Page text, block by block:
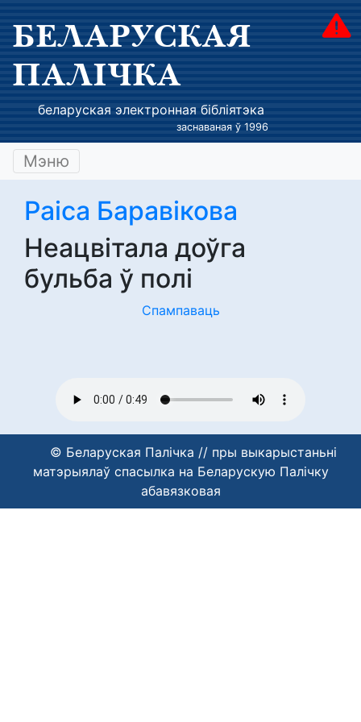
БЕЛАРУСКАЯ
ПАЛІЧКА
беларуская электронная бібліятэка
заснаваная ў 1996
Мэню
Раіса Баравікова
Неацвітала доўга
бульба ў полі
Спампаваць
© Беларуская Палічка // пры выкарыстаньні
матэрыялаў спасылка на Беларускую Палічку
абавязковая